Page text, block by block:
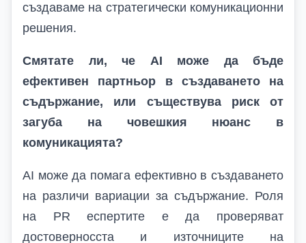
създаваме на стратегически комуникационни
решения.
Смятате ли, че AI може да бъде
ефективен партньор в създаването на
съдържание, или съществува риск от
загуба на човешкия нюанс в
комуникацията?
AI може да помага ефективно в създаването
на различи вариации за съдържание. Роля
на PR еспертите е да проверяват
достоверносста и източниците на